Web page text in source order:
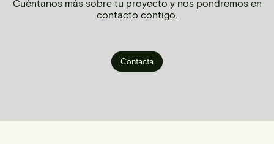
Cuéntanos más sobre tu proyecto y nos pondremos en
contacto contigo.
Contacta